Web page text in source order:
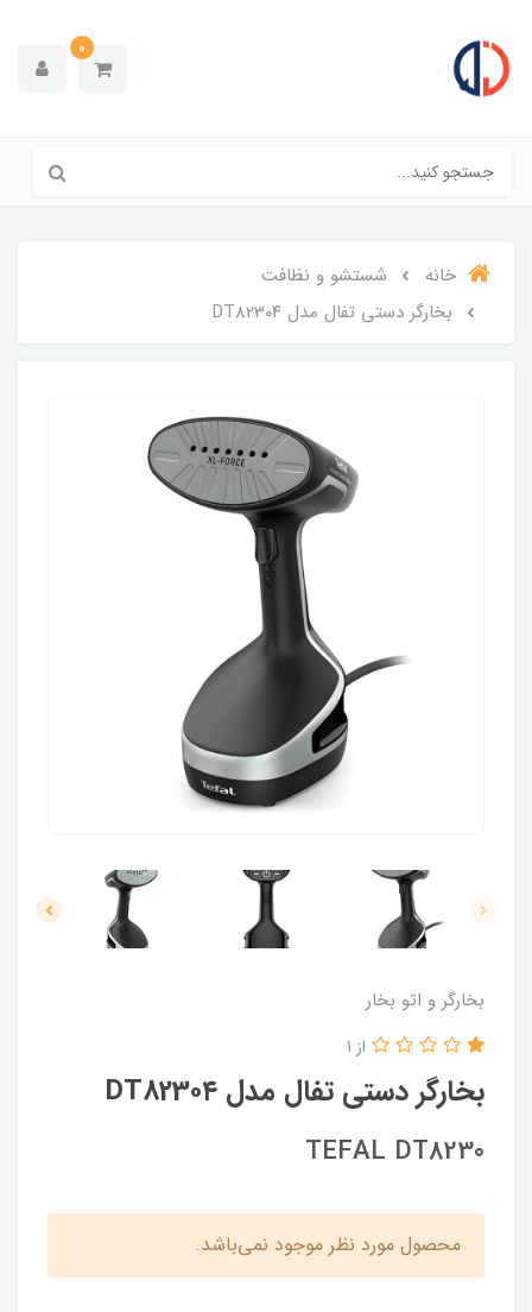
0
خانه
شستشو و نظافت
بخارگر دستی تفال مدل DT823۰۴
بخارگر و اتو بخار
بخارگر دستی تفال مدل DT823۰۴
از 1
TEFAL DT8230
محصول مورد نظر موجود نمی‌باشد.